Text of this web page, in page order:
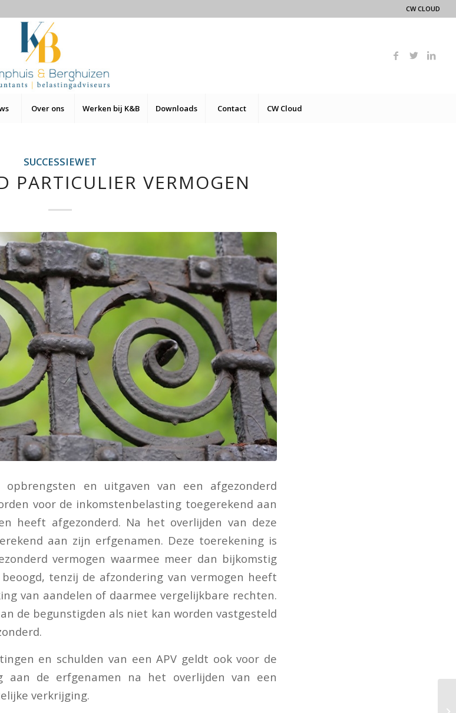
CW CLOUD
Over ons Werken bij K&B Downloads Contact CW Cloud
SUCCESSIEWET
PARTICULIER VERMOGEN
en uitgaven van een afgezonderd
voor de inkomstenbelasting toegerekend aan
heeft afgezonderd. Na het overlijden van deze
aan zijn erfgenamen. Deze toerekening is
vermogen waarmee meer dan bijkomstig
tenzij de afzondering van vermogen heeft
van aandelen of daarmee vergelijkbare rechten.
de begunstigden als niet kan worden vastgesteld
en schulden van een APV geldt ook voor de
aan de erfgenamen na het overlijden van een
verkrijging.